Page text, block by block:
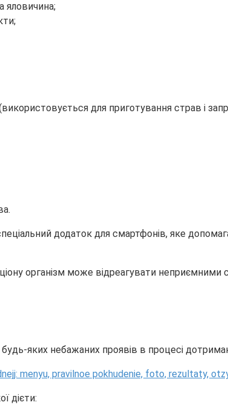
яловичина;
для приготування страв і
додаток для смартфонів, яке
організм може відреагувати неприємними
яких небажаних проявів в процесі
дієти: